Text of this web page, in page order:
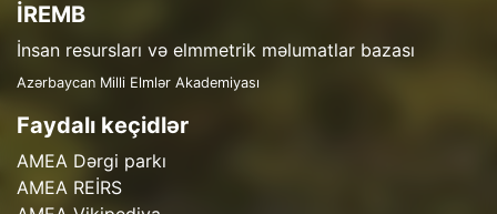
İREMB
İnsan resursları və elmmetrik məlumatlar bazası
Azərbaycan Milli Elmlər Akademiyası
Faydalı keçidlər
AMEA Dərgi parkı
AMEA REİRS